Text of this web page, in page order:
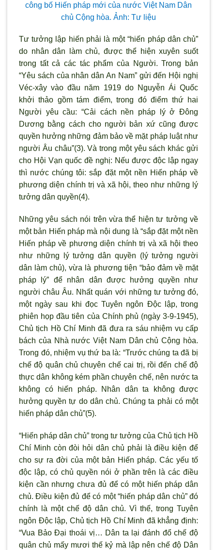
công bố Hiến pháp mới của nước Việt Nam Dân
chủ Cộng hòa. Ảnh: Tư liệu
Tư tưởng lập hiến phải là một “hiến pháp dân chủ”
do nhân dân làm chủ, được thể hiện xuyên suốt
trong tất cả các tác phẩm của Người. Trong bản
“Yêu sách của nhân dân An Nam” gửi đến Hội nghị
Véc-xây vào đầu năm 1919 do Nguyễn Ái Quốc
khởi thảo gồm tám điểm, trong đó điểm thứ hai
Người yêu cầu: “Cải cách nền pháp lý ở Ðông
Dương bằng cách cho người bản xứ cũng được
quyền hưởng những đảm bảo về mặt pháp luật như
người Âu châu”(3). Và trong một yêu sách khác gửi
cho Hội Vạn quốc đề nghị: Nếu được độc lập ngay
thì nước chúng tôi: sắp đặt một nền Hiến pháp về
phương diện chính trị và xã hội, theo như những lý
tưởng dân quyền(4).
Những yêu sách nói trên vừa thể hiện tư tưởng về
một bản Hiến pháp mà nội dung là “sắp đặt một nền
Hiến pháp về phương diện chính trị và xã hội theo
như những lý tưởng dân quyền (lý tưởng người
dân làm chủ), vừa là phương tiện “bảo đảm về mặt
pháp lý” để nhân dân được hưởng quyền như
người châu Âu. Nhất quán với những tư tưởng đó,
một ngày sau khi đọc Tuyên ngôn Ðộc lập, trong
phiên họp đầu tiên của Chính phủ (ngày 3-9-1945),
Chủ tịch Hồ Chí Minh đã đưa ra sáu nhiệm vụ cấp
bách của Nhà nước Việt Nam Dân chủ Cộng hòa.
Trong đó, nhiệm vụ thứ ba là: “Trước chúng ta đã bị
chế độ quân chủ chuyên chế cai trị, rồi đến chế độ
thực dân không kém phần chuyên chế, nên nước ta
không có hiến pháp. Nhân dân ta không được
hưởng quyền tự do dân chủ. Chúng ta phải có một
hiến pháp dân chủ”(5).
“Hiến pháp dân chủ” trong tư tưởng của Chủ tịch Hồ
Chí Minh còn đòi hỏi dân chủ phải là điều kiện để
cho sự ra đời của một bản Hiến pháp. Các yếu tố
độc lập, có chủ quyền nói ở phần trên là các điều
kiện cần nhưng chưa đủ để có một hiến pháp dân
chủ. Ðiều kiện đủ để có một “hiến pháp dân chủ” đó
chính là một chế độ dân chủ. Vì thế, trong Tuyên
ngôn Ðộc lập, Chủ tịch Hồ Chí Minh đã khẳng định:
“Vua Bảo Ðại thoái vị… Dân ta lại đánh đổ chế độ
quân chủ mấy mươi thế kỷ mà lập nên chế độ Dân